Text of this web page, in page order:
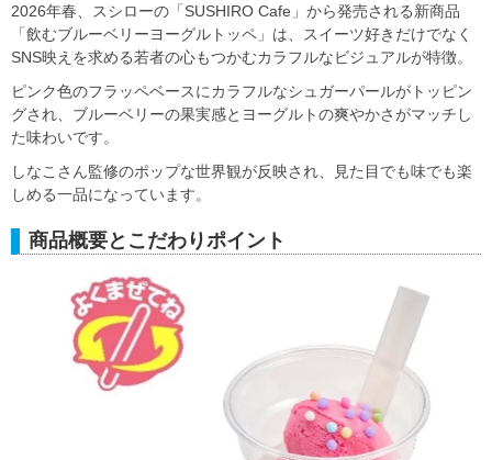
2026年春、スシローの「SUSHIRO Cafe」から発売される新商品
「飲むブルーベリーヨーグルトッペ」は、スイーツ好きだけでなく
SNS映えを求める若者の心もつかむカラフルなビジュアルが特徴。
ピンク色のフラッペベースにカラフルなシュガーパールがトッピン
グされ、ブルーベリーの果実感とヨーグルトの爽やかさがマッチし
た味わいです。
しなこさん監修のポップな世界観が反映され、見た目でも味でも楽
しめる一品になっています。
商品概要とこだわりポイント